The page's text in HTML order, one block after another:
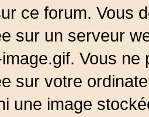
ce forum. Vous
sur un serveur
Vous
sur votre
une image